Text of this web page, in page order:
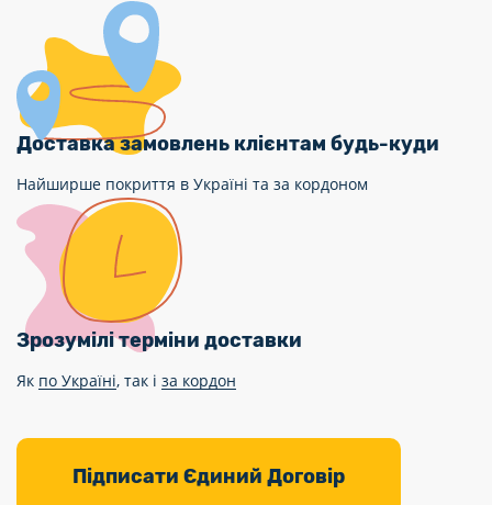
Доставка замовлень клієнтам будь-куди
Найширше покриття в Україні та за кордоном
Зрозумілі терміни доставки
Як по Україні, так і за кордон
Підписати Єдиний Договір